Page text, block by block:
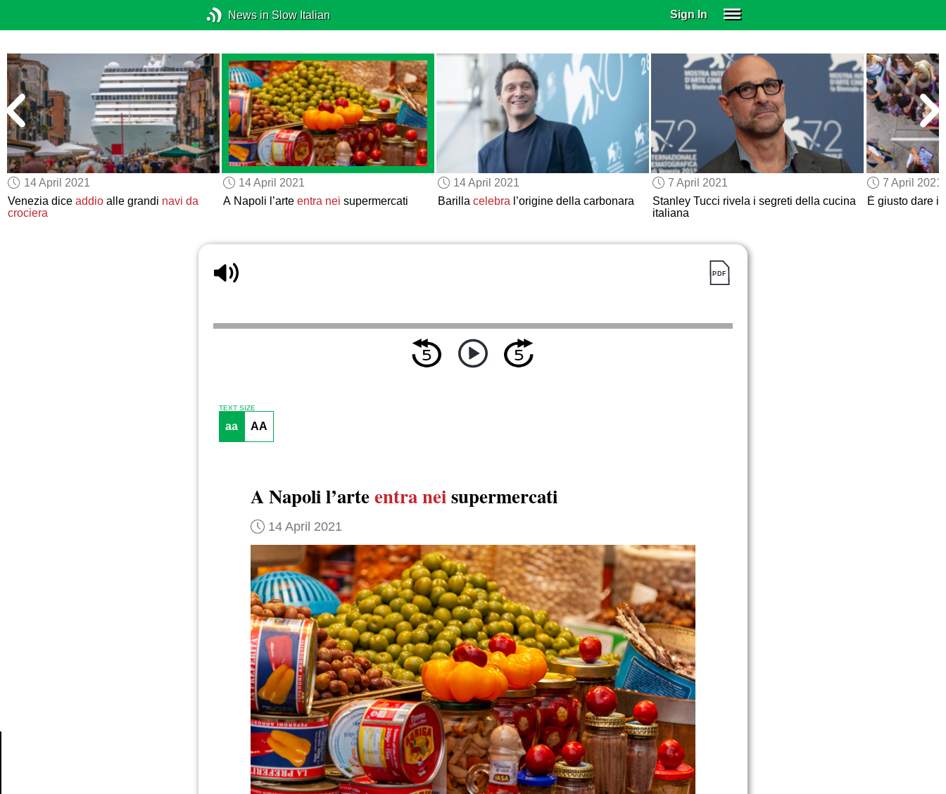
News in Slow Italian Sign In
SUBSCRIBE
EDUCATIONAL LICENSES
GIFT CARDS
OTHER LANGUAGES
ABOUT US
ALEXA
ADJUST COLORS
14 April 2021
Venezia diceaddio alle grandi navi da
crociera
14 April 2021
A Napoli l’arte entra nei supermercati
14 April 2021
Barilla celebral’origine della carbonara
7 April 2021
Stanley Tucci rivela i segreti della cucina
italiana
7 April 2021
È giusto dare
TEXT SIZE
aa AA
A Napoli l’arteentra neisupermercati
14 April 2021